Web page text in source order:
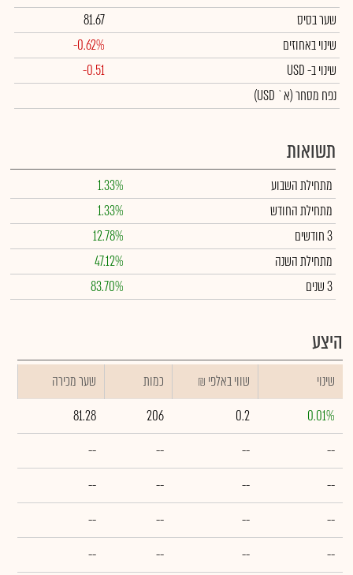
שער בסיס
81.67
שינוי באחוזים
-0.62%
שינויב- USD
-0.51
נפח מסחר(א` USD)
תשואות
מתחילת השבוע
1.33%
מתחילת החודש
1.33%
3 חודשים
12.78%
מתחילת השנה
47.12%
3 שנים
83.70%
היצע
שינוי ₪ שווי באלפי כמות
שער מכירה
0.01%
0.2
206
81.28
--
--
--
--
--
--
--
--
--
--
--
--
--
--
--
--